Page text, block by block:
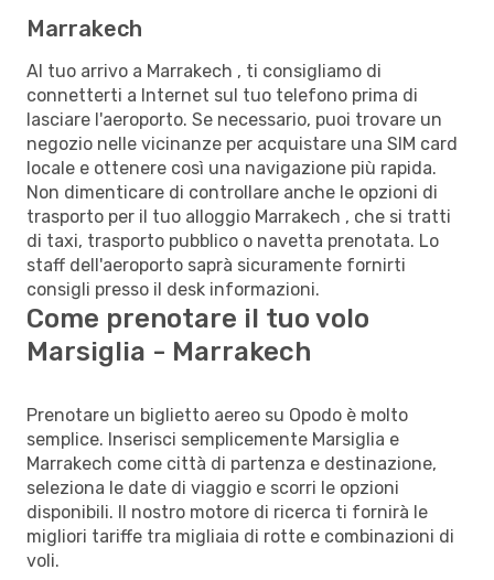
Marrakech
Al tuo arrivo a Marrakech , ti consigliamo di
connetterti a Internet sul tuo telefono prima di
lasciare l'aeroporto. Se necessario, puoi trovare un
negozio nelle vicinanze per acquistare una SIM card
locale e ottenere così una navigazione più rapida.
Non dimenticare di controllare anche le opzioni di
trasporto per il tuo alloggio Marrakech , che si tratti
di taxi, trasporto pubblico o navetta prenotata. Lo
staff dell'aeroporto saprà sicuramente fornirti
consigli presso il desk informazioni.
Come prenotare il tuo volo
Marsiglia - Marrakech
Prenotare un biglietto aereo su Opodo è molto
semplice. Inserisci semplicemente Marsiglia e
Marrakech come città di partenza e destinazione,
seleziona le date di viaggio e scorri le opzioni
disponibili. Il nostro motore di ricerca ti fornirà le
migliori tariffe tra migliaia di rotte e combinazioni di
voli.